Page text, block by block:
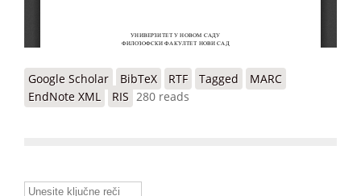
Google Scholar BibTeX RTF Tagged
MARC
EndNote XML
RIS 280 reads
Unesite ključne reči